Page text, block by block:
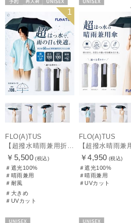
UNISEX 1
FLO(A)TUS
【超撥水晴雨兼用折りたたみ日傘】フロータス（FLO(A)TUS）プレーン 大きめ60 晴雨兼用 UV100 遮光100 簡単開閉 耐風
￥5,500 (税込)
＃遮光100%
＃晴雨兼用
＃耐風
＃大きめ
＃UVカット
FLO(A)TUS
￥4,950 (税込)
＃遮光100%
＃晴雨兼用
＃UVカット